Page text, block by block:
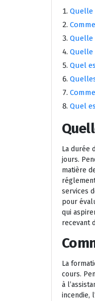
Quelle
Quelle
Quelle
Quel
Quel
La durée
jours.
matière
services
pour
qui
recevant
La
cours.
à
incendie,